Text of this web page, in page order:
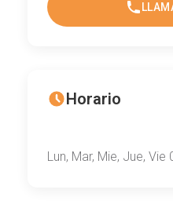
Horario
Lun, Mar, Mie, Jue, Vie